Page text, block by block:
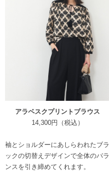
アラベスクプリントブラウス
14,300円（税込）
袖とショルダーにあしらわれたブラ
ックの切替えデザインで全体のバラ
ンスを引き締めてくれます。